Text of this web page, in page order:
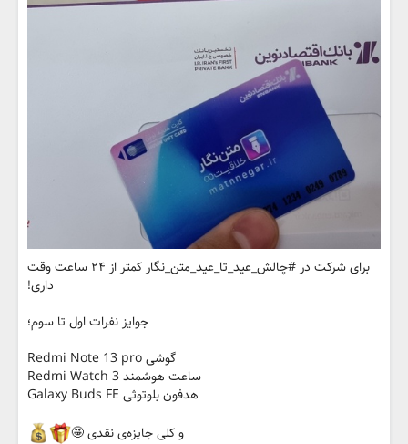
برای شرکت در #چالش_عید_تا_عید_متن_نگار کمتر از ۲۴ ساعت وقت
داری!
جوایز نفرات اول تا سوم؛
گوشی Redmi Note 13 pro
ساعت هوشمند Redmi Watch 3
هدفون بلوتوثی Galaxy Buds FE
و کلی جایزه‌ی نقدی 🤩